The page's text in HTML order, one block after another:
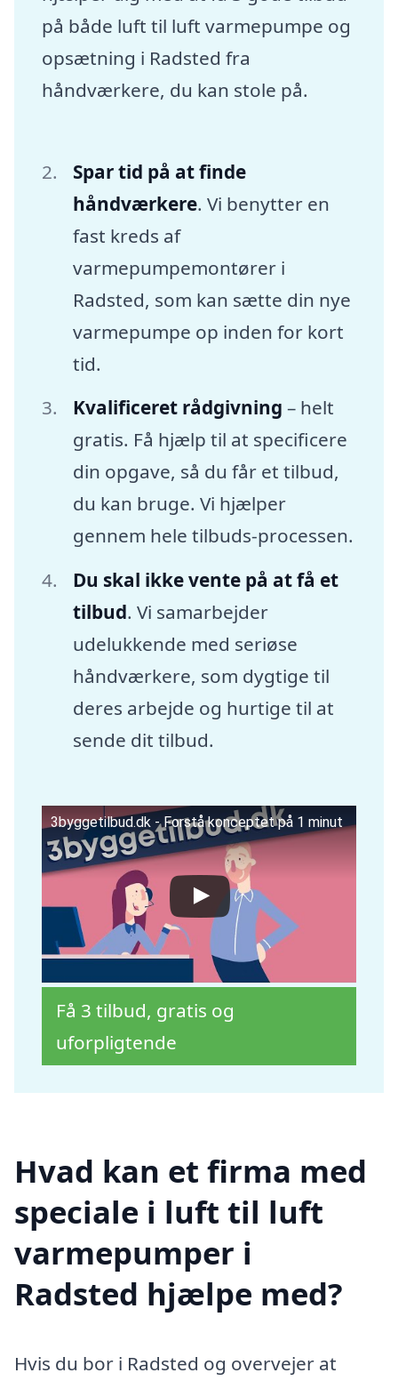
på både luft til luft varmepumpe og
opsætning i Radsted fra
håndværkere, du kan stole på.
Spar tid på at finde
håndværkere. Vi benytter en
fast kreds af
varmepumpemontører i
Radsted, som kan sætte din nye
varmepumpe op inden for kort
tid.
Kvalificeret rådgivning – helt
gratis. Få hjælp til at specificere
din opgave, så du får et tilbud,
du kan bruge. Vi hjælper
gennem hele tilbuds-processen.
Du skal ikke vente på at få et
tilbud. Vi samarbejder
udelukkende med seriøse
håndværkere, som dygtige til
deres arbejde og hurtige til at
sende dit tilbud.
3byggetilbud.dk - Forstå konceptet på 1 minut
Få 3 tilbud, gratis og
uforpligtende
Hvad kan et firma med
speciale i luft til luft
varmepumper i
Radsted hjælpe med?
Hvis du bor i Radsted og overvejer at